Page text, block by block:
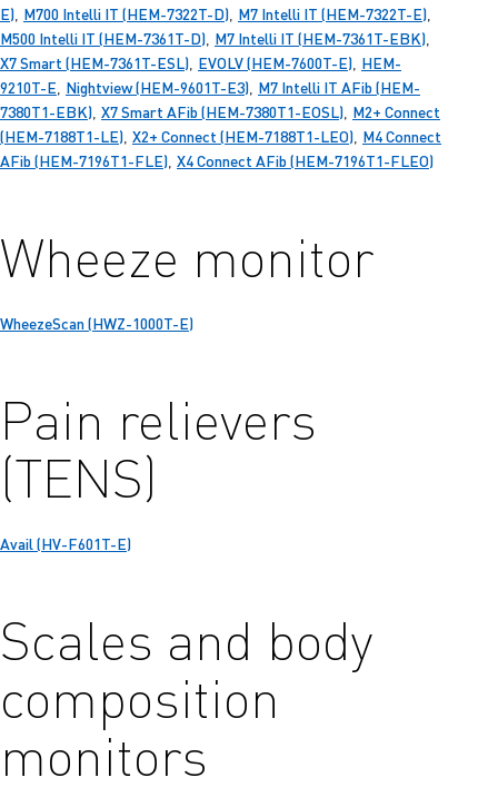
E), M700 Intelli IT (HEM-7322T-D), M7 Intelli IT (HEM-7322T-E),
M500 Intelli IT (HEM-7361T-D), M7 Intelli IT (HEM-7361T-EBK),
X7 Smart (HEM-7361T-ESL), EVOLV (HEM-7600T-E), HEM-
9210T-E, Nightview (HEM-9601T-E3), M7 Intelli IT AFib (HEM-
7380T1-EBK), X7 Smart AFib (HEM-7380T1-EOSL), M2+ Connect
(HEM-7188T1-LE), X2+ Connect (HEM-7188T1-LEO), M4 Connect
AFib (HEM-7196T1-FLE), X4 Connect AFib (HEM-7196T1-FLEO)
Wheeze monitor
WheezeScan (HWZ-1000T-E)
Pain relievers
(TENS)
Avail (HV-F601T-E)
Scales and body
composition
monitors